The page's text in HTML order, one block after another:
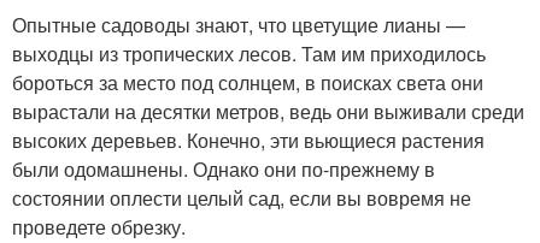
Опытные садоводы знают, что цветущие лианы —
выходцы из тропических лесов. Там им приходилось
бороться за место под солнцем, в поисках света они
вырастали на десятки метров, ведь они выживали среди
высоких деревьев. Конечно, эти вьющиеся растения
были одомашнены. Однако они по-прежнему в
состоянии оплести целый сад, если вы вовремя не
проведете обрезку.